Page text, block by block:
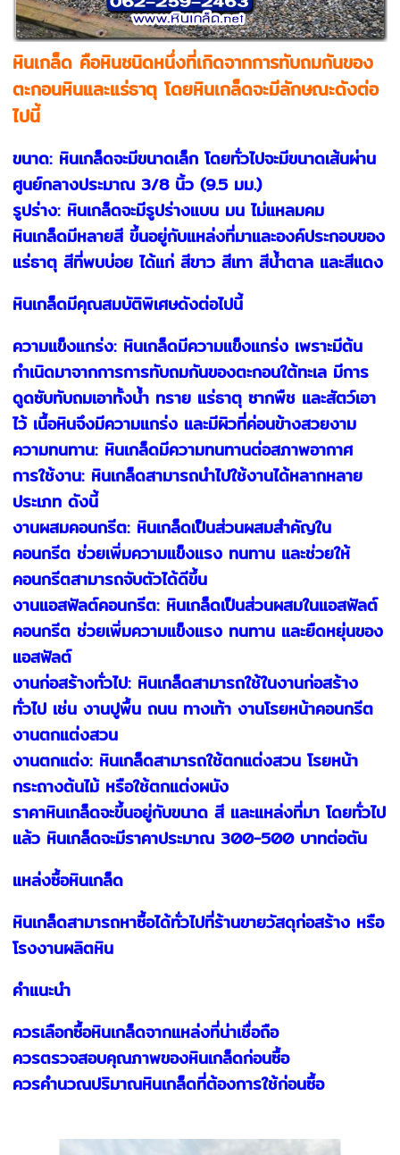
หินเกล็ด คือหินชนิดหนึ่งที่เกิดจากการทับถมกันของ
ตะกอนหินและแร่ธาตุ โดยหินเกล็ดจะมีลักษณะดังต่อ
ไปนี้
ขนาด: หินเกล็ดจะมีขนาดเล็ก โดยทั่วไปจะมีขนาดเส้นผ่าน
ศูนย์กลางประมาณ 3/8 นิ้ว (9.5 มม.)
รูปร่าง: หินเกล็ดจะมีรูปร่างแบน มน ไม่แหลมคม
หินเกล็ดมีหลายสี ขึ้นอยู่กับแหล่งที่มาและองค์ประกอบของ
แร่ธาตุ สีที่พบบ่อย ได้แก่ สีขาว สีเทา สีน้ำตาล และสีแดง
หินเกล็ดมีคุณสมบัติพิเศษดังต่อไปนี้
ความแข็งแกร่ง: หินเกล็ดมีความแข็งแกร่ง เพราะมีต้น
กำเนิดมาจากการการทับถมกันของตะกอนใต้ทะเล มีการ
ดูดซับทับถมเอาทั้งน้ำ ทราย แร่ธาตุ ซากพืช และสัตว์เอา
ไว้ เนื้อหินจึงมีความแกร่ง และมีผิวที่ค่อนข้างสวยงาม
ความทนทาน: หินเกล็ดมีความทนทานต่อสภาพอากาศ
การใช้งาน: หินเกล็ดสามารถนำไปใช้งานได้หลากหลาย
ประเภท ดังนี้
งานผสมคอนกรีต: หินเกล็ดเป็นส่วนผสมสำคัญใน
คอนกรีต ช่วยเพิ่มความแข็งแรง ทนทาน และช่วยให้
คอนกรีตสามารถจับตัวได้ดีขึ้น
งานแอสฟัลต์คอนกรีต: หินเกล็ดเป็นส่วนผสมในแอสฟัลต์
คอนกรีต ช่วยเพิ่มความแข็งแรง ทนทาน และยืดหยุ่นของ
แอสฟัลต์
งานก่อสร้างทั่วไป: หินเกล็ดสามารถใช้ในงานก่อสร้าง
ทั่วไป เช่น งานปูพื้น ถนน ทางเท้า งานโรยหน้าคอนกรีต
งานตกแต่งสวน
งานตกแต่ง: หินเกล็ดสามารถใช้ตกแต่งสวน โรยหน้า
กระถางต้นไม้ หรือใช้ตกแต่งผนัง
ราคาหินเกล็ดจะขึ้นอยู่กับขนาด สี และแหล่งที่มา โดยทั่วไป
แล้ว หินเกล็ดจะมีราคาประมาณ 300-500 บาทต่อตัน
แหล่งซื้อหินเกล็ด
หินเกล็ดสามารถหาซื้อได้ทั่วไปที่ร้านขายวัสดุก่อสร้าง หรือ
โรงงานผลิตหิน
คำแนะนำ
ควรเลือกซื้อหินเกล็ดจากแหล่งที่น่าเชื่อถือ
ควรตรวจสอบคุณภาพของหินเกล็ดก่อนซื้อ
ควรคำนวณปริมาณหินเกล็ดที่ต้องการใช้ก่อนซื้อ